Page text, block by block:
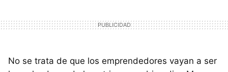
No se trata de que los emprendedores vayan a ser